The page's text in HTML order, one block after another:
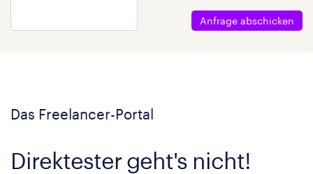
Anfrage abschicken
Das Freelancer-Portal
Direktester geht's nicht!